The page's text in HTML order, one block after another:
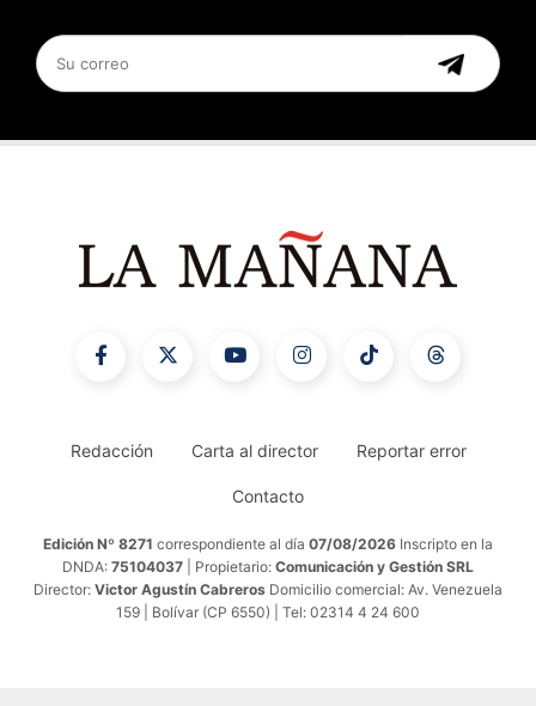
Redacción Carta al director Reportar error
Contacto
Edición Nº 8271 correspondiente al día 07/08/2026 Inscripto en la
DNDA: 75104037 | Propietario: Comunicación y Gestión SRL
Director: Victor Agustín Cabreros Domicilio comercial: Av. Venezuela
159 | Bolívar (CP 6550) | Tel: 02314 4 24 600